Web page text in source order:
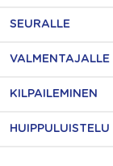
SEURALLE
VALMENTAJALLE
KILPAILEMINEN
HUIPPULUISTELU